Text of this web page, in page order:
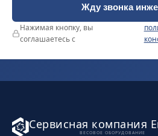
Жду звонка
Нажимая кнопку, вы
соглашаетесь с
Сервисная компания
ВЕСОВОЕ ОБОРУДОВАНИЕ